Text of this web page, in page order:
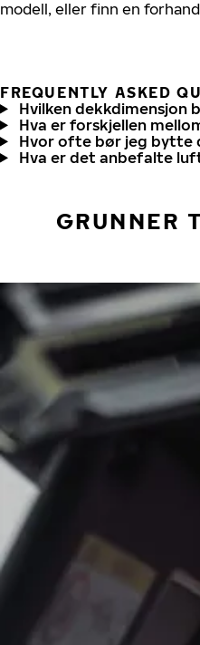
modell, eller finn en
FREQUENTLY ASKED
Hvilken dekkdimensjon
Hva er forskjellen
Hvor ofte bør jeg bytte
Hva er det anbefalte
GRUNNER